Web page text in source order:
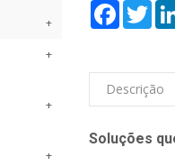
Facebook
Descrição
Soluções